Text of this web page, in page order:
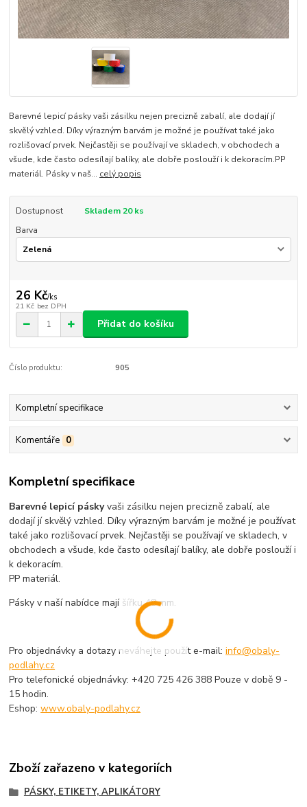
Barevné lepicí pásky vaši zásilku nejen precizně zabalí, ale dodají jí
skvělý vzhled. Díky výrazným barvám je možné je používat také jako
rozlišovací prvek. Nejčastěji se používají ve skladech, v obchodech a
všude, kde často odesílají balíky, ale dobře poslouží i k dekoracím.PP
materiál. Pásky v naš... celý popis
Dostupnost
Skladem 20 ks
Barva
26 Kč/ks
21 Kč bez DPH
Přidat do košíku
Číslo produktu: 905
Kompletní specifikace
Komentáře 0
Kompletní specifikace
Barevné lepicí páskyvaši zásilku nejen precizně zabalí, ale
dodají jí skvělý vzhled. Díky výrazným barvám je možné je používat
také jako rozlišovací prvek. Nejčastěji se používají ve skladech, v
obchodech a všude, kde často odesílají balíky, ale dobře poslouží i
k dekoracím.
PP materiál.
Pásky v naší nabídce mají šířku 48 mm.
Pro objednávky a dotazy neváhejte použít e-mail:info@obaly-
podlahy.cz
Pro telefonické objednávky: +420 725 426 388 Pouze v době 9 -
15 hodin.
Eshop:www.obaly-podlahy.cz
Zboží zařazeno v kategoriích
PÁSKY, ETIKETY, APLIKÁTORY